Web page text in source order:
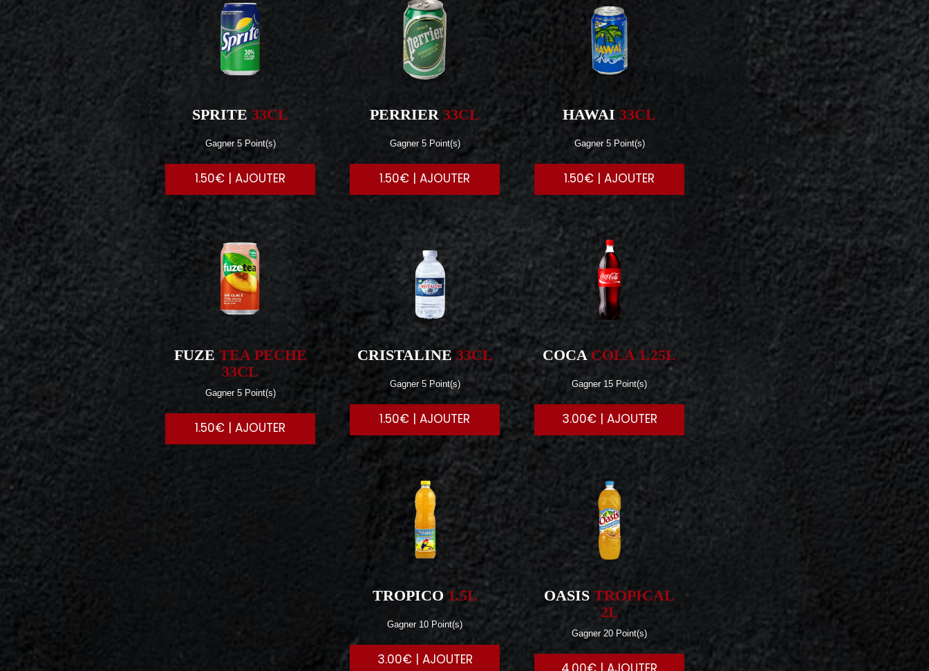
SPRITE 33CL
Gagner 5 Point(s)
1.50€ | AJOUTER
PERRIER 33CL
Gagner 5 Point(s)
1.50€ | AJOUTER
HAWAI 33CL
Gagner 5 Point(s)
1.50€ | AJOUTER
FUZE TEA PECHE
33CL
Gagner 5 Point(s)
1.50€ | AJOUTER
CRISTALINE 33CL
Gagner 5 Point(s)
1.50€ | AJOUTER
COCA COLA 1.25L
Gagner 15 Point(s)
3.00€ | AJOUTER
TROPICO 1.5L
Gagner 10 Point(s)
3.00€ | AJOUTER
OASIS TROPICAL
2L
Gagner 20 Point(s)